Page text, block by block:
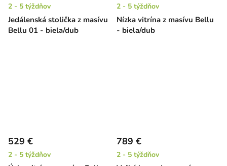
Jedálenská stolička z masívu
Bellu 01 - biela/dub
2 - 5 týždňov
Nízka vitrína z masívu Bellu
- biela/dub
2 - 5 týždňov
529 €
2 - 5 týždňov
789 €
2 - 5 týždňov